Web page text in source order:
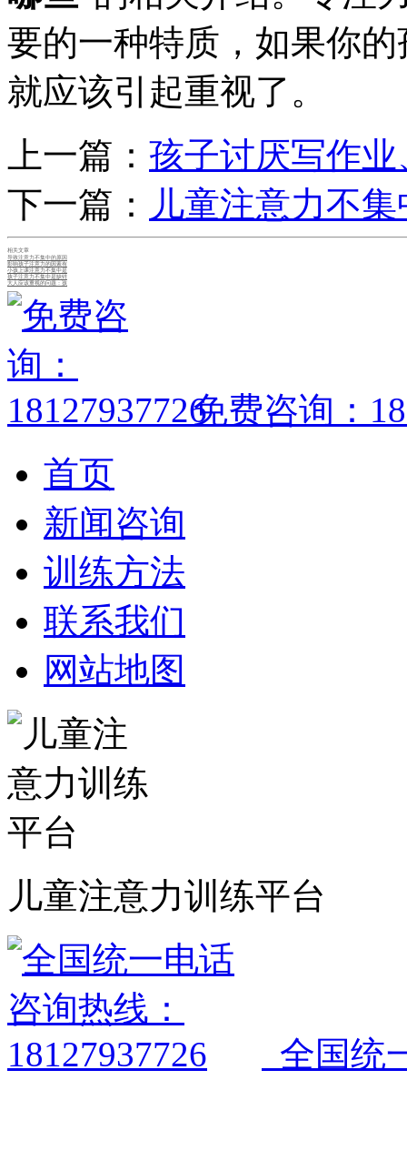
要的一种特质，如果你
就应该引起重视了。
上一篇： 孩子讨厌写作
下一篇： 儿童注意力不
相关文章
导致注意力不集中的原因
影响孩子注意力的因素有
小孩上课注意力不集中是
孩子注意力不集中是缺锌
大人应该重视的问题：孩
免费咨询：
首页
新闻咨询
训练方法
联系我们
网站地图
儿童注意力训练平台
全国统